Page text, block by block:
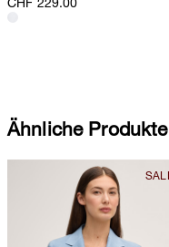
Ähnliche Produkte